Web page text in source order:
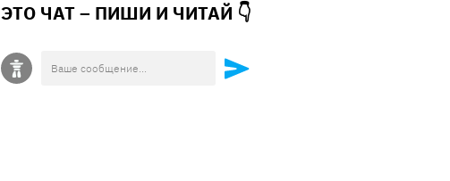
ЭТО ЧАТ – ПИШИ И ЧИТАЙ 👇